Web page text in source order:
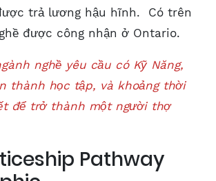
trả lương hậu hĩnh. Có trên
được công nhận ở Ontario.
nghề yêu cầu có Kỹ Năng,
thành học tập, và khoảng thời
để trở thành một người thợ
Pathway